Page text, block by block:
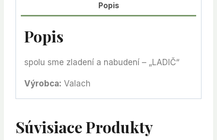
Popis
Popis
spolu sme zladení a nabudení – „LADIČ“
Výrobca: Valach
Súvisiace Produkty